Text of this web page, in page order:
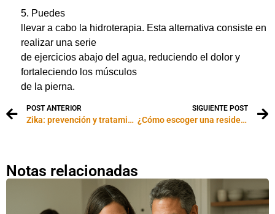
5. Puedes
llevar a cabo la hidroterapia. Esta alternativa consiste en
realizar una serie
de ejercicios abajo del agua, reduciendo el dolor y
fortaleciendo los músculos
de la pierna.
POST ANTERIOR
Zika: prevención y tratamiento
SIGUIENTE POST
¿Cómo escoger una residencia geriátrica?
Notas relacionadas